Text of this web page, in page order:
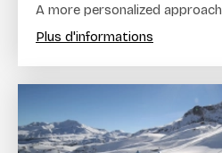
A more personalized approach
Plus d'informations